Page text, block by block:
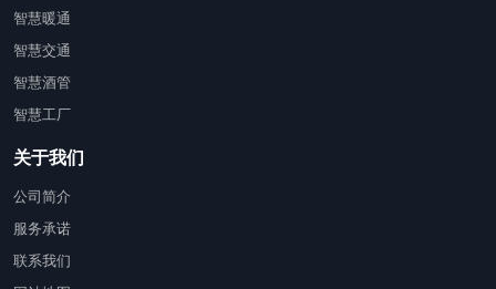
智慧暖通
智慧交通
智慧酒管
智慧工厂
关于我们
公司简介
服务承诺
联系我们